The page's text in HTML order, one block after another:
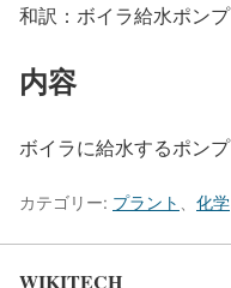
和訳：ボイラ給水ポンプ
内容
ボイラに給水するポンプ
カテゴリー: プラント 化学
WIKITECH